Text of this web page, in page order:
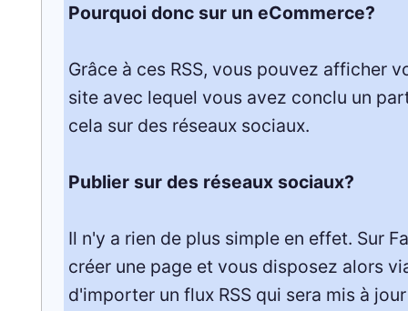
Pourquoi donc sur un eCommerce?
Grâce à ces RSS, vous pouvez afficher
site avec lequel vous avez conclu un
cela sur des réseaux sociaux.
Publier sur des réseaux sociaux?
Il n'y a rien de plus simple en effet. Sur
créer une page et vous disposez alors
d'importer un flux RSS qui sera mis à